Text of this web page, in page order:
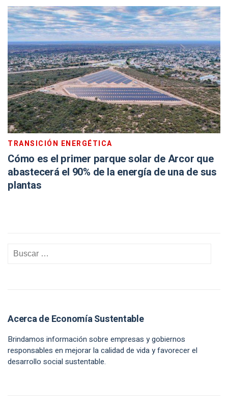
TRANSICIÓN ENERGÉTICA
Cómo es el primer parque solar de Arcor que
abastecerá el 90% de la energía de una de sus
plantas
Acerca de Economía Sustentable
Brindamos información sobre empresas y gobiernos
responsables en mejorar la calidad de vida y favorecer el
desarrollo social sustentable.